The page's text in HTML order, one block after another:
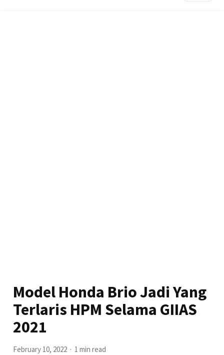
Model Honda Brio Jadi Yang
Terlaris HPM Selama GIIAS
2021
February 10, 2022 1 min read